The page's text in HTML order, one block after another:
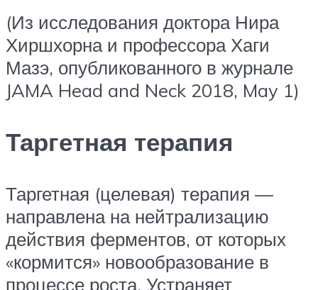
(Из исследования доктора Нира
Хиршхорна и профессора Хаги
Мазэ, опубликованного в журнале
JAMA Head and Neck 2018, May 1)
Таргетная терапия
Таргетная (целевая) терапия —
направлена на нейтрализацию
действия ферментов, от которых
«кормится» новообразование в
процессе роста. Устраняет